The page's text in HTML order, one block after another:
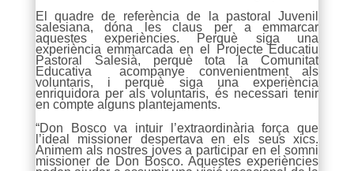
El quadre de referència de la pastoral Juvenil
salesiana, dóna les claus per a emmarcar
aquestes experiències. Perquè siga una
experiència emmarcada en el Projecte Educatiu
Pastoral Salesià, perquè tota la Comunitat
Educativa acompanye convenientment als
voluntaris, i perquè siga una experiència
enriquidora per als voluntaris, és necessari tenir
en compte alguns plantejaments.
“Don Bosco va intuir l’extraordinària força que
l’ideal missioner despertava en els seus xics.
Animem als nostres joves a participar en el somni
missioner de Don Bosco. Aquestes experiències